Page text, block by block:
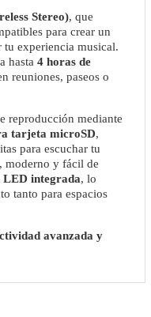
Stereo), que
para crear un
tu experiencia musical.
hasta 4 horas de
reuniones, paseos o
reproducción mediante
tarjeta microSD,
para escuchar tu
moderno y fácil de
integrada, lo
tanto para espacios
avanzada y